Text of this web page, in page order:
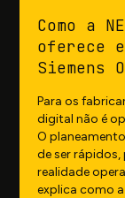
Como a
oferece
Siemens
Para os
digital não é
O
de ser
realidade
explica como